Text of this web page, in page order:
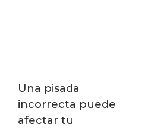
Una pisada
incorrecta puede
afectar tu